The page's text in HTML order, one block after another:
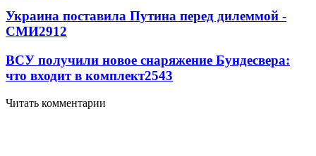
Украина поставила Путина перед дилеммой -
СМИ2912
ВСУ получили новое снаряжение Бундесвера:
что входит в комплект2543
Читать комментарии